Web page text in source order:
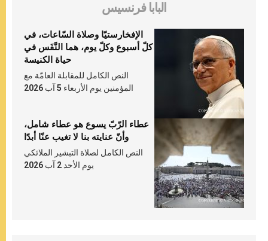
البابا فرنسيس
الإفخارستيّا وصلاة السّاعات، في
كلّ أسبوع وكلّ يوم، هما النَّفَس في
حياة الكنيسة
النص الكامل للمقابلة العامّة مع
المؤمنين يوم الأربعاء 5 آب 2026
عطاء الرّبّ يسوع هو عطاء شامل،
وأنّ عنايته بنا لا تغيب عنّا أبدًا
النص الكامل لصلاة التبشير الملائكي
يوم الأحد 2 آب 2026